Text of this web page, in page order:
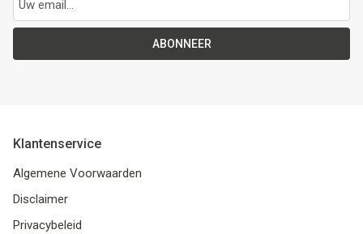
ABONNEER
Klantenservice
Algemene Voorwaarden
Disclaimer
Privacybeleid